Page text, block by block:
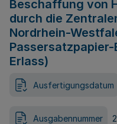
Beschaffung von
durch die
Nordrhein-
Passersatzpapier-
Erlass)
Ausfertigungsdatum
Ausgabennummer